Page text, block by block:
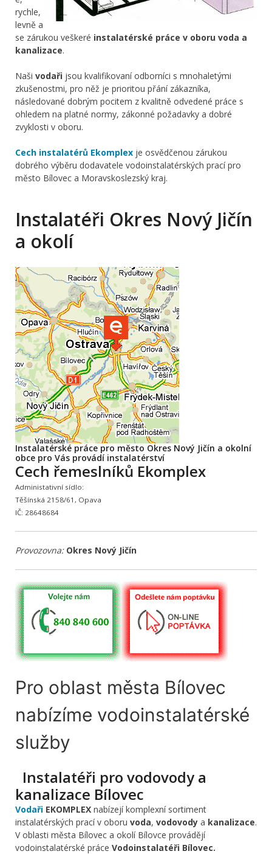
rychle,
levně a
se zárukou veškeré instalatérské práce v oboru voda a
kanalizace.
Naši vodaři jsou kvalifikovaní odborníci s mnohaletými
zkušenostmi, pro něž je prioritou přání zákazníka,
následované dobrým pocitem z kvalitně odvedené práce s
ohledem na platné normy, zákonné požadavky a dobré
zvyklosti v oboru.
Cech instalatérů Ekomplex je osvědčenou zárukou
dobrého výběru dodavatele vodoinstalatérských prací pro
město Bílovec a Moravskoslezský kraj.
Instalatéři Okres Nový Jičín
a okolí
Instalatérské práce pro město Okres Nový Jičín a okolní
obce pro Vás provádí instalatérství
Cech řemeslníků Ekomplex
Administativní sídlo:
Těšínská 2158/61, Opava
IČ: 28648684
Provozovna: Okres Nový Jičín
Pro oblast města Bílovec
nabízíme vodoinstalatérské
služby
Instalatéři pro vodovody a
kanalizace Bílovec
Vodaři EKOMPLEX nabízejí komplexní sortiment
instalatérských prací v oboru voda, vodovody a kanalizace.
V oblasti města Bílovec a okolí Bílovce provádějí
vodoinstalatérské práce Vodoinstalatéři Bílovec.